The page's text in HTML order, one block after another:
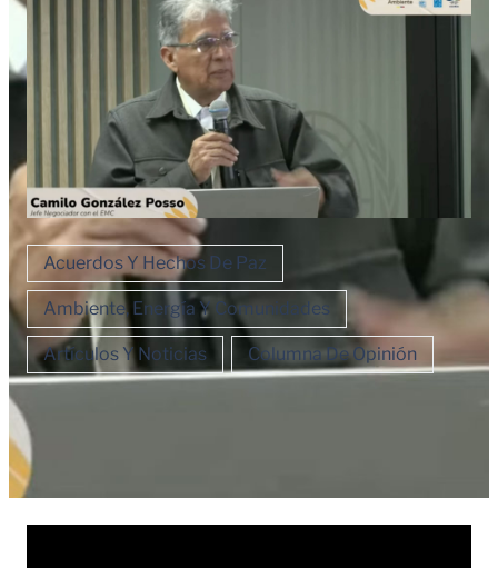
Acuerdos Y Hechos De Paz
Ambiente, Energía Y Comunidades
Artículos Y Noticias Columna De Opinión